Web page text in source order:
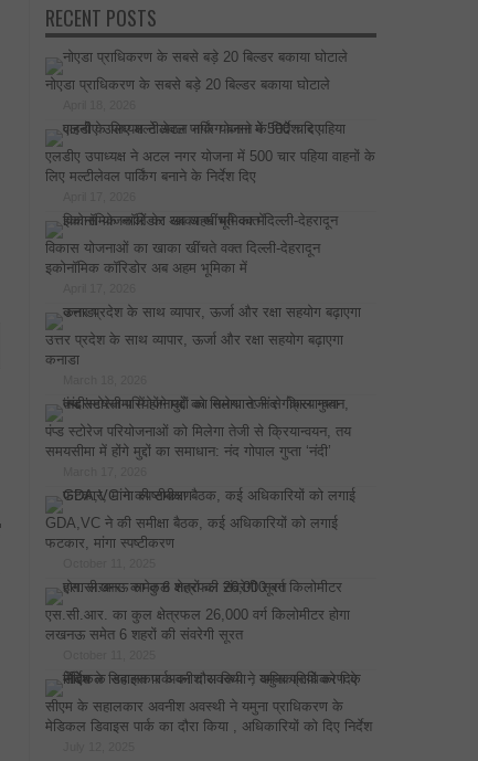
RECENT POSTS
नोएडा प्राधिकरण के सबसे बड़े 20 बिल्डर बकाया घोटाले
एलडीए उपाध्यक्ष ने अटल नगर योजना में 500 चार पहिया वाहनों के
लिए मल्टीलेवल पार्किंग बनाने के निर्देश दिए
विकास योजनाओं का खाका खींचते वक्त दिल्ली-देहरादून
इकोनॉमिक कॉरिडोर अब अहम भूमिका में
उत्तर प्रदेश के साथ व्यापार, ऊर्जा और रक्षा सहयोग बढ़ाएगा
कनाडा
पंप्ड स्टोरेज परियोजनाओं को मिलेगा तेजी से क्रियान्वयन, तय
समयसीमा में होंगे मुद्दों का समाधान: नंद गोपाल गुप्ता ‘नंदी’
GDA,VC ने की समीक्षा बैठक, कई अधिकारियों को लगाई
फटकार, मांगा स्पष्टीकरण
एस.सी.आर. का कुल क्षेत्रफल 26,000 वर्ग किलोमीटर होगा
लखनऊ समेत 6 शहरों की संवरेगी सूरत
सीएम के सहालकार अवनीश अवस्थी ने यमुना प्राधिकरण के
मेडिकल डिवाइस पार्क का दौरा किया , अधिकारियों को दिए निर्देश